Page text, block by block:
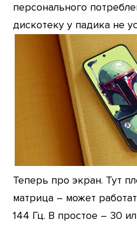
персонального
дискотеку у падика не
Теперь про экран. Тут
матрица – может
144 Гц. В простое – 30